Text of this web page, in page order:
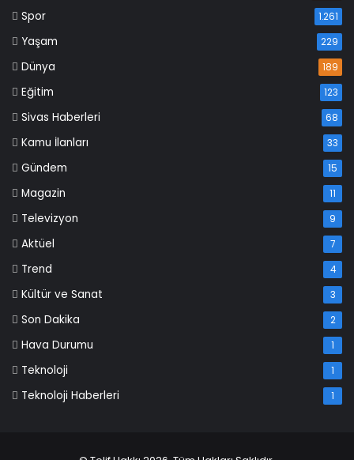
Spor 1.261
Yaşam 229
Dünya 189
Eğitim 123
Sivas Haberleri 68
Kamu İlanları 33
Gündem 15
Magazin 11
Televizyon 9
Aktüel 7
Trend 4
Kültür ve Sanat 3
Son Dakika 2
Hava Durumu 1
Teknoloji 1
Teknoloji Haberleri 1